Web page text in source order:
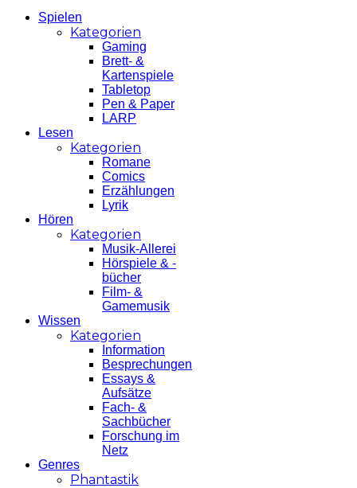
Spielen
Kategorien
Gaming
Brett- &
Kartenspiele
Tabletop
Pen & Paper
LARP
Lesen
Kategorien
Romane
Comics
Erzählungen
Lyrik
Hören
Kategorien
Musik-Allerei
Hörspiele & -
bücher
Film- &
Gamemusik
Wissen
Kategorien
Information
Besprechungen
Essays &
Aufsätze
Fach- &
Sachbücher
Forschung im
Netz
Genres
Phantastik